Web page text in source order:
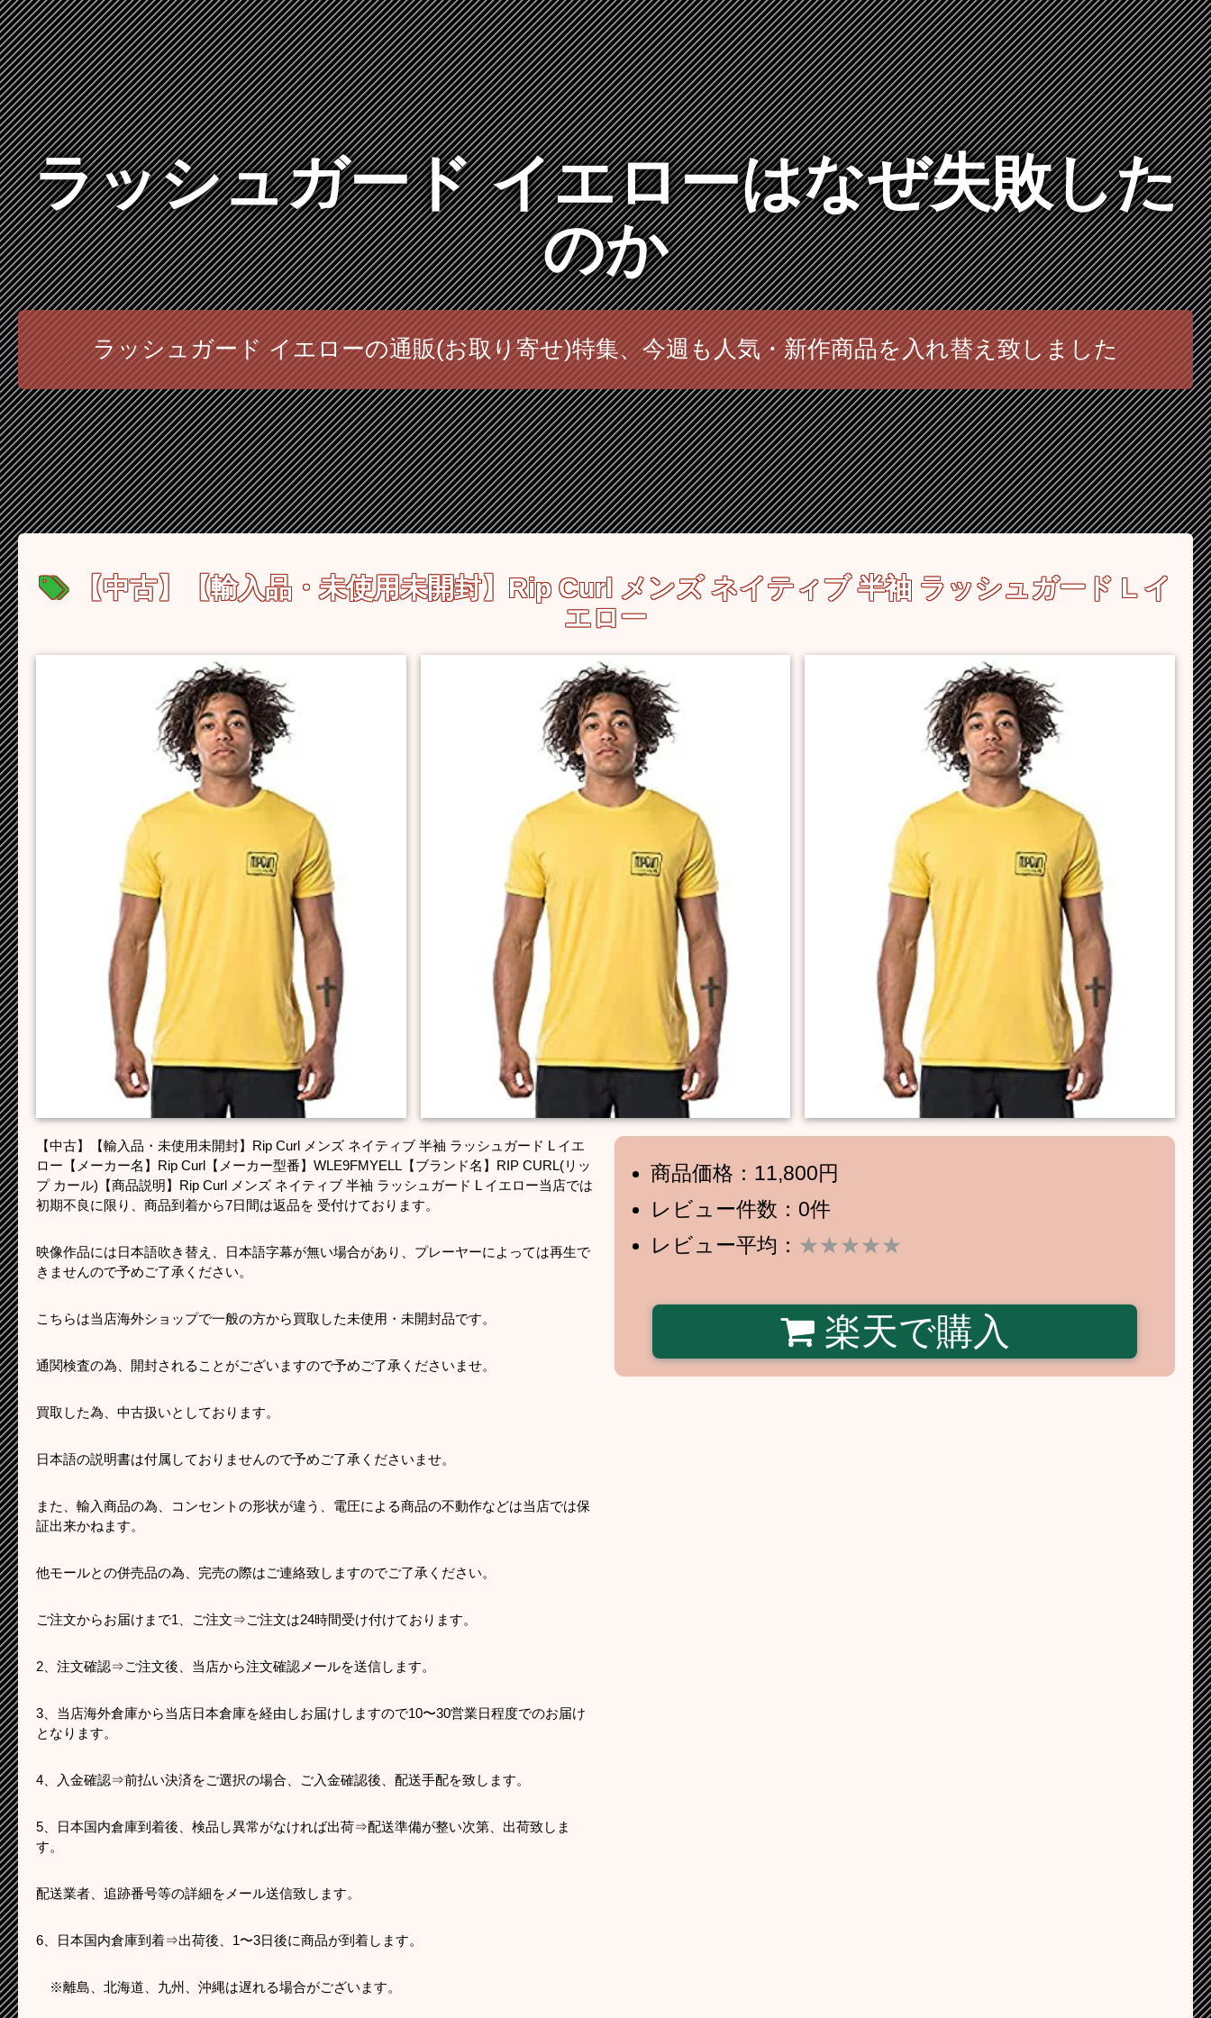
ラッシュガード イエローはなぜ失敗した
のか
ラッシュガード イエローの通販(お取り寄せ)特集、今週も人気・新作商品を入れ替え致しました
【中古】【輸入品・未使用未開封】Rip Curl メンズ ネイティブ 半袖 ラッシュガード L イ
エロー
【中古】【輸入品・未使用未開封】Rip Curl メンズ ネイティブ 半袖 ラッシュガード L イエ
ロー【メーカー名】Rip Curl【メーカー型番】WLE9FMYELL【ブランド名】RIP CURL(リッ
プ カール)【商品説明】Rip Curl メンズ ネイティブ 半袖 ラッシュガード L イエロー当店では
初期不良に限り、商品到着から7日間は返品を 受付けております。
映像作品には日本語吹き替え、日本語字幕が無い場合があり、プレーヤーによっては再生で
きませんので予めご了承ください。
こちらは当店海外ショップで一般の方から買取した未使用・未開封品です。
通関検査の為、開封されることがございますので予めご了承くださいませ。
買取した為、中古扱いとしております。
日本語の説明書は付属しておりませんので予めご了承くださいませ。
また、輸入商品の為、コンセントの形状が違う、電圧による商品の不動作などは当店では保
証出来かねます。
他モールとの併売品の為、完売の際はご連絡致しますのでご了承ください。
ご注文からお届けまで1、ご注文⇒ご注文は24時間受け付けております。
2、注文確認⇒ご注文後、当店から注文確認メールを送信します。
3、当店海外倉庫から当店日本倉庫を経由しお届けしますので10〜30営業日程度でのお届け
となります。
4、入金確認⇒前払い決済をご選択の場合、ご入金確認後、配送手配を致します。
5、日本国内倉庫到着後、検品し異常がなければ出荷⇒配送準備が整い次第、出荷致しま
す。
配送業者、追跡番号等の詳細をメール送信致します。
6、日本国内倉庫到着⇒出荷後、1〜3日後に商品が到着します。
※離島、北海道、九州、沖縄は遅れる場合がございます。
商品価格：11,800円
レビュー件数：0件
レビュー平均： ★★★★★
楽天で購入